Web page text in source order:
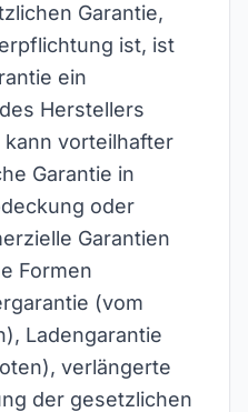
Garantie,
ist, ist
ein
Herstellers
kann vorteilhafter
Garantie in
oder
Garantien
Formen
(vom
Ladengarantie
verlängerte
der gesetzlichen